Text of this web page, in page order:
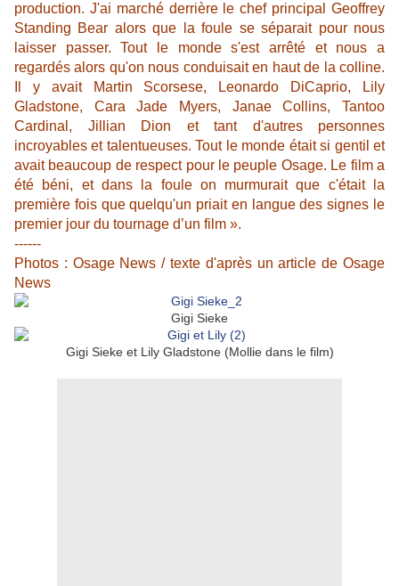
production. J'ai marché derrière le chef principal Geoffrey
Standing Bear alors que la foule se séparait pour nous
laisser passer. Tout le monde s'est arrêté et nous a
regardés alors qu'on nous conduisait en haut de la colline.
Il y avait Martin Scorsese, Leonardo DiCaprio, Lily
Gladstone, Cara Jade Myers, Janae Collins, Tantoo
Cardinal, Jillian Dion et tant d'autres personnes
incroyables et talentueuses. Tout le monde était si gentil et
avait beaucoup de respect pour le peuple Osage. Le film a
été béni, et dans la foule on murmurait que c'était la
première fois que quelqu'un priait en langue des signes le
premier jour du tournage d’un film ».
------
Photos : Osage News / texte d'après un article de Osage
News
Gigi Sieke
Gigi Sieke et Lily Gladstone (Mollie dans le film)